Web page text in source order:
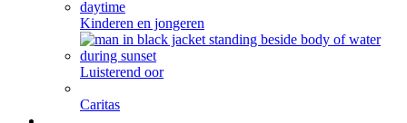
Kinderen en jongeren
Luisterend oor
Caritas